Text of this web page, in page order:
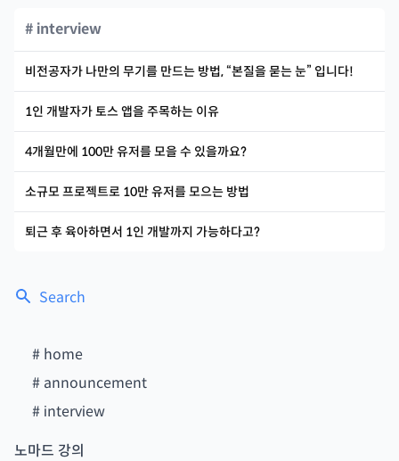
Search
# home
# announcement
# interview
노마드 강의
# interview
비전공자가 나만의 무기를 만드는 방법, “본질을 묻는 눈” 입니다!
1인 개발자가 토스 앱을 주목하는 이유
4개월만에 100만 유저를 모을 수 있을까요?
소규모 프로젝트로 10만 유저를 모으는 방법
퇴근 후 육아하면서 1인 개발까지 가능하다고?